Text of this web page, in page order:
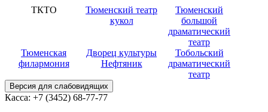
ТКТО
Тюменский театр
кукол
Тюменский
большой
драматический
театр
Тюменская
филармония
Дворец культуры
Нефтяник
Тобольский
драматический
театр
Версия для слабовидящих
Касса: +7 (3452) 68-77-77